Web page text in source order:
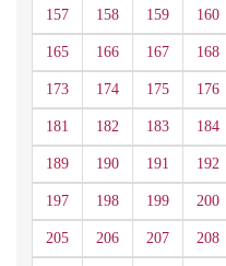
157 158 159 160
165 166 167 168
173 174 175 176
181 182 183 184
189 190 191 192
197 198 199 200
205 206 207 208